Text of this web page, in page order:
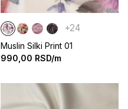
+24
Muslin Silki Print 01
990,00 RSD/m